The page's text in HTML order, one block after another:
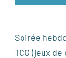
Soirée
TCG (jeux